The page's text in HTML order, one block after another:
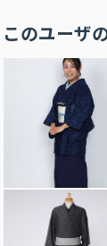
このユーザ